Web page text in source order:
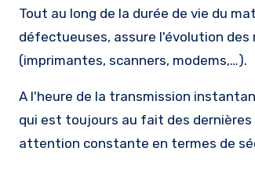
Tout au long de la durée de vie du
défectueuses, assure l'évolution
(imprimantes, scanners, modems,…).
A l'heure de la transmission
qui est toujours au fait des dernières
attention constante en termes de